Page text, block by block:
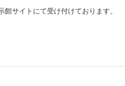
サイトにて受け付けております。